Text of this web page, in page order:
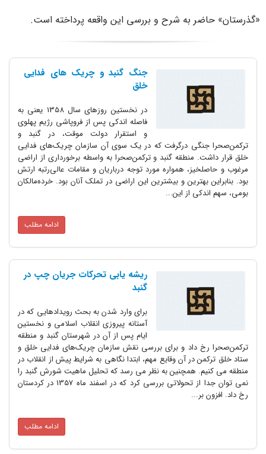
حاضر به شرح و بررسی این واقعه پرداخته است.
جنگ گنبد و چریک های فدایی
خلق
در نخستین روزهای سال 1358 یعنی به
فاصله اندکی پس از فروپاشی رژیم پهلوی
و استقرار دولت موقت، در گنبد و
ترکمن‌صحرا جنگی درگرفت که در یک سوی آن سازمان چریک‌های فدایی
خلق قرار داشت. منطقه گنبد و ترکمن‌صحرا به واسطه برخورداری از اراضی
مرغوب و حاصلخیز، همواره مورد توجه درباریان و مقامات عالی‌رتبه ارتش
بود. بنابراین بهترین و بیشترین این اراضی در تملک آنان بود. خرده‌مالکان
بومی، سهم اندکی از این...
ادامه مطلب
ریشه یابی تحرکات جریان چپ در
گنبد
برای وارد شدن به بحث رویدادهایی که در
آستانه پیروزی انقلاب اسلامی و نخستین
ایام پس از آن در شهرستان گنبد و منطقه
ترکمن‌صحرا رخ داد و برای بررسی نقش سازمان چریک‌های فدایی خلق و
ستاد خلق ترکمن‌ در آن وقایع مهم، ابتدا نگاهی به شرایط پیش از انقلاب در
منطقه می کنیم. همچنین به نظر می رسد که تحلیل ماهیت شورش گنبد را
نمی توان جدا از تحولاتی بررسی کرد که در اسفند ماه 1357 در کردستان
رخ داد. افزون بر...
ادامه مطلب